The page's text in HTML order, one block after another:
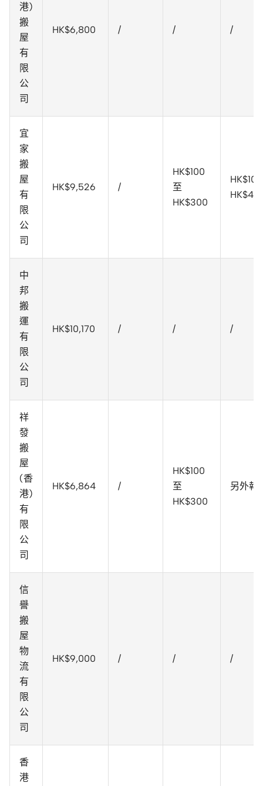
港)
搬
屋
有
限
公
司
HK$6,800 / / /
宜
家
搬
屋
有
限
公
司
HK$9,526 /
HK$100
至
HK$300
中
邦
搬
運
有
限
公
司
HK$10,170 / / /
祥
發
搬
屋
(香
港)
有
限
公
司
HK$6,864 /
HK$100
至
HK$300
另外報
信
譽
搬
屋
物
流
有
限
公
司
HK$9,000 / / /
香
港